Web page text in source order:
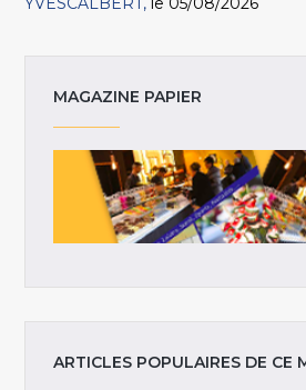
MAGAZINE PAPIER
ARTICLES POPULAIRES DE CE